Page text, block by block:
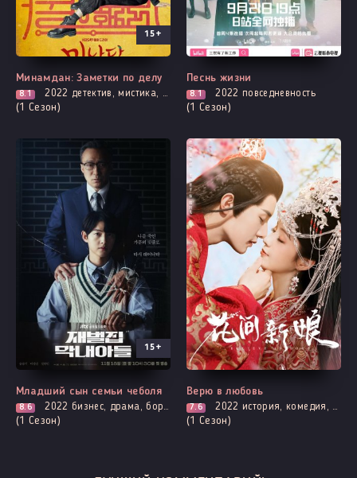
Все серии
15+
Минамдан: Заметки по делу
8.1 2022 детектив, мистика, комедия, расследование, смерть
(1 Сезон)
Выходит - 12 Серия
Песнь жизни
8.1 2022 повседневность
(1 Сезон)
Все серии
15+
Младший сын семьи чеболя
8.6 2022 бизнес, драма, борьба за власть, политика, фэнтези
(1 Сезон)
Все серии
Верю в любовь
7.6 2022 история, комедия, романтика
(1 Сезон)